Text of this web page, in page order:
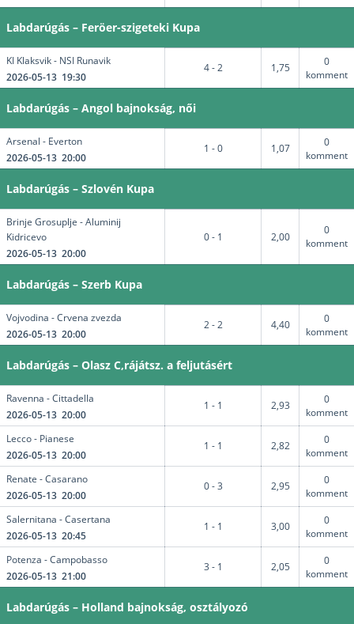
Labdarúgás – Feröer-szigeteki Kupa
KI Klaksvik - NSI Runavik
2026-05-13 19:30
4 - 2 1,75
0
komment
Labdarúgás – Angol bajnokság, női
Arsenal - Everton
2026-05-13 20:00
1 - 0 1,07
0
komment
Labdarúgás – Szlovén Kupa
Brinje Grosuplje - Aluminij
Kidricevo
2026-05-13 20:00
0 - 1 2,00
0
komment
Labdarúgás – Szerb Kupa
Vojvodina - Crvena zvezda
2026-05-13 20:00
2 - 2 4,40
0
komment
Labdarúgás – Olasz C,rájátsz. a feljutásért
Ravenna - Cittadella
2026-05-13 20:00
1 - 1 2,93
0
komment
Lecco - Pianese
2026-05-13 20:00
1 - 1 2,82
0
komment
Renate - Casarano
2026-05-13 20:00
0 - 3 2,95
0
komment
Salernitana - Casertana
2026-05-13 20:45
1 - 1 3,00
0
komment
Potenza - Campobasso
2026-05-13 21:00
3 - 1 2,05
0
komment
Labdarúgás – Holland bajnokság, osztályozó